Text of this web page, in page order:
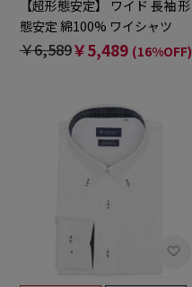
【超形態安定】 ワイド 長袖 形
態安定 綿100% ワイシャツ
￥6,589￥5,489 (16%OFF)